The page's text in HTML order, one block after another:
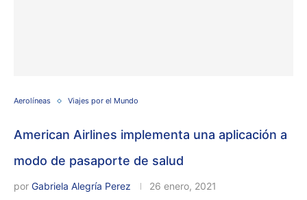
Aerolíneas Viajes por el Mundo
American Airlines implementa una aplicación a
modo de pasaporte de salud
por Gabriela Alegría Perez 26 enero, 2021